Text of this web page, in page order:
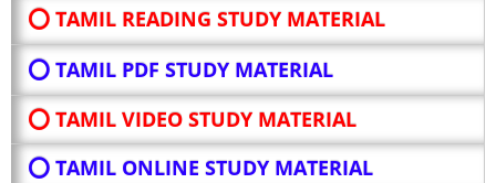
⭕ TAMIL READING STUDY MATERIAL
⭕ TAMIL PDF STUDY MATERIAL
⭕ TAMIL VIDEO STUDY MATERIAL
⭕ TAMIL ONLINE STUDY MATERIAL